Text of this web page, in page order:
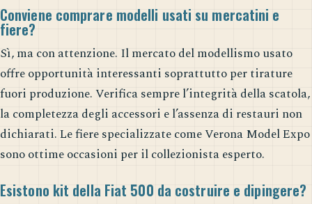
Conviene comprare modelli usati su mercatini e
fiere?
Sì, ma con attenzione. Il mercato del modellismo usato
offre opportunità interessanti soprattutto per tirature
fuori produzione. Verifica sempre l’integrità della scatola,
la completezza degli accessori e l’assenza di restauri non
dichiarati. Le fiere specializzate come Verona Model Expo
sono ottime occasioni per il collezionista esperto.
Esistono kit della Fiat 500 da costruire e dipingere?